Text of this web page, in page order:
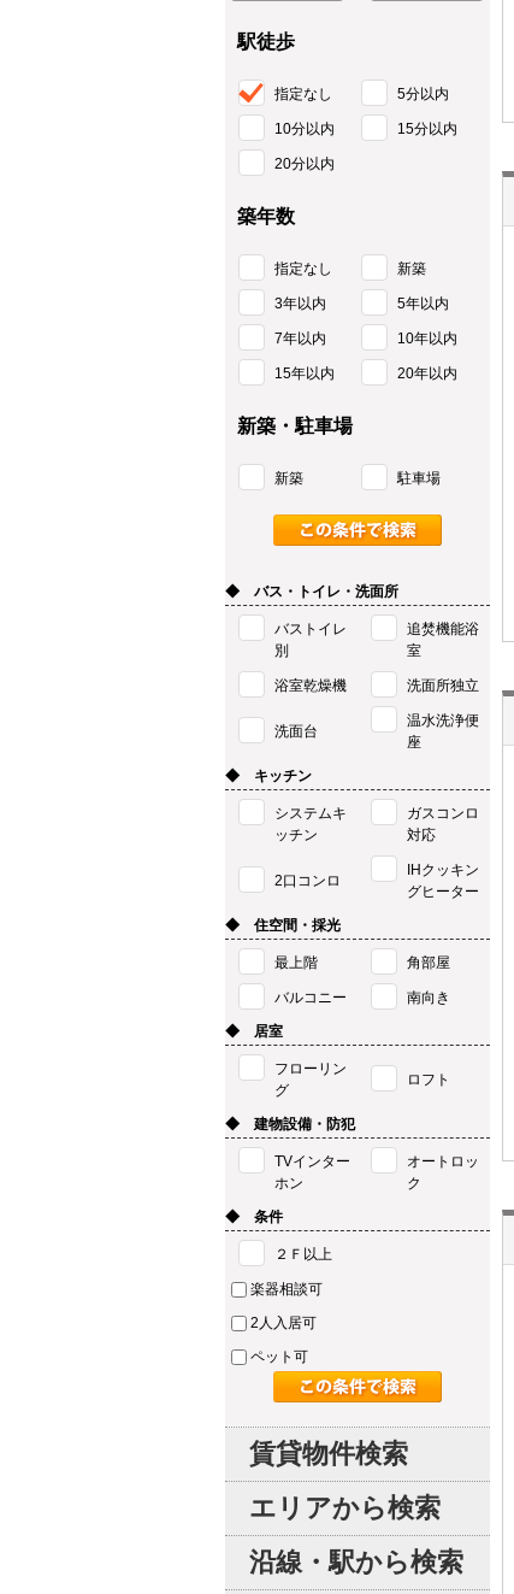
駅徒歩
指定なし 5分以内
10分以内 15分以内
20分以内
築年数
指定なし 新築
3年以内 5年以内
7年以内 10年以内
15年以内 20年以内
新築・駐車場
新築 駐車場
◆ バス・トイレ・洗面所
バストイレ
別
追焚機能浴
室
浴室乾燥機 洗面所独立
洗面台
温水洗浄便
座
◆ キッチン
システムキ
ッチン
ガスコンロ
対応
2口コンロ
IHクッキン
グヒーター
◆ 住空間・採光
最上階 角部屋
バルコニー
南向き
◆ 居室
フローリン
グ
ロフト
◆ 建物設備・防犯
TVインター
ホン
オートロッ
ク
◆ 条件
２Ｆ以上
楽器相談可
2人入居可
ペット可
賃貸物件検索
エリアから検索
沿線・駅から検索